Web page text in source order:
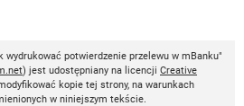
wydrukować potwierdzenie przelewu w mBanku"
) jest udostępniany na licencji Creative
kopie tej strony, na warunkach
w niniejszym tekście.